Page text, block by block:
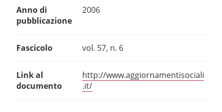
Anno di
pubblicazione
2006
Fascicolo vol. 57, n. 6
Link al
documento
http://www.aggiornamentisociali
.it/